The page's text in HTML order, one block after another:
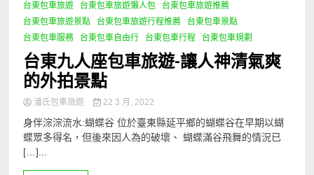
台東包車旅遊
台東包車旅遊懶人包
台東包車旅遊推薦
台東包車旅遊景點
台東包車旅遊行程推薦
台東包車景點
台東包車服務
台東包車自由行 台東包車行程 台東包車規劃
台東九人座包車旅遊-讓人神清氣爽
的外拍景點
潘氏包車旅遊 22 3 月, 2022
身伴淙淙流水:蝴蝶谷 位於臺東縣延平鄉的蝴蝶谷在早期以蝴
蝶眾多得名，但後來因人為的破壞、 蝴蝶滿谷飛舞的情況已
[…]...